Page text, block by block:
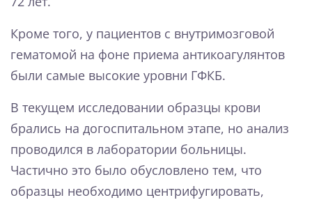
Кроме того, у пациентов с внутримозговой
гематомой на фоне приема антикоагулянтов
были самые высокие уровни ГФКБ.
В текущем исследовании образцы крови
брались на догоспитальном этапе, но анализ
проводился в лаборатории больницы.
Частично это было обусловлено тем, что
образцы необходимо центрифугировать,